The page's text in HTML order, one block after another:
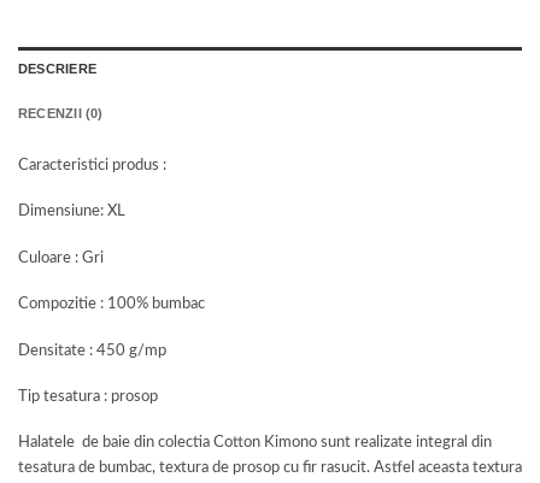
DESCRIERE
RECENZII (0)
Caracteristici produs :
Dimensiune: XL
Culoare : Gri
Compozitie : 100% bumbac
Densitate : 450 g/mp
Tip tesatura : prosop
Halatele de baie din colectia Cotton Kimono sunt realizate integral din
tesatura de bumbac, textura de prosop cu fir rasucit. Astfel aceasta textura